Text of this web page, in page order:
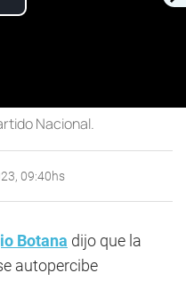
Nacional.
09:40hs
Botana dijo que la
autopercibe